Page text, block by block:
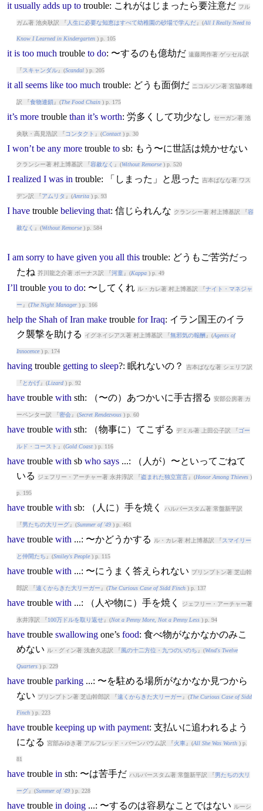
it usually adds up to trouble: これがはじまったら要注意だ フル
ガム著 池央耿訳 『 人生に必要な知恵はすべて幼稚園の砂場で学んだ』(All I Really Need to
Know I Learned in Kindergarten) p. 105
it is too much trouble to do: 〜するのも億劫だ 遠藤周作著 ゲッセル訳
『スキャンダル』(Scandal) p. 205
it all seems like too much trouble: どうも面倒だ ニコルソン著 宮脇孝雄
訳 『食物連鎖 』(The Food Chain) p. 175
it’s more trouble than it’s worth: 労多くして功少なし セーガン著 池
央耿・高見浩訳 『コンタクト 』(Contact) p. 30
I won’t be any more trouble tosb: もう〜に世話は焼かせない
クランシー著 村上博基訳 『容赦なく 』(Without Remorse) p. 520
I realized I was in trouble: 「しまった」と思った 吉本ばなな著 ワス
デン訳 『アムリタ 』(Amrita) p. 93
I have trouble believing that: 信じられんな クランシー著 村上博基訳 『容
赦なく 』(Without Remorse) p. 584
I am sorry to have given you all this trouble: どうもご苦労だっ
たね 芥川龍之介著 ボーナス訳 『河童』(Kappa) p. 49
I’ll trouble you to do: 〜してくれ ル・カレ著 村上博基訳 『ナイト・マネジャ
ー 』(The Night Manager) p. 166
help the Shah of Iran make trouble for Iraq: イラン国王のイラ
ク襲撃を助ける
イグネイシアス著 村上博基訳 『無邪気の報酬 』(Agents of
Innocence) p. 174
having trouble getting to sleep?: 眠れないの？ 吉本ばなな著 シェリフ訳
『 とかげ』(Lizard) p. 92
have trouble with sth: （〜の）あつかいに手古摺る 安部公房著 カ
ーペンター訳 『密会』(Secret Rendezvous) p. 60
have trouble with sth: （物事に）てこずる デミル著 上田公子訳 『ゴー
ルド・コースト 』(Gold Coast) p. 116
have trouble with sb who says...: （人が）〜といってごねて
いる
ジェフリー・アーチャー著 永井淳訳 『盗まれた独立宣言』(Honor Among Thieves)
p. 195
have trouble with sb: （人に）手を焼く ハルバースタム著 常盤新平訳
『男たちの大リーグ』(Summer of '49) p. 461
have trouble with ...: 〜かどうかする ル・カレ著 村上博基訳 『スマイリー
と仲間たち 』(Smiley's People) p. 115
have trouble with ...: 〜にうまく答えられない プリンプトン著 芝山幹
郎訳 『遠くからきた大リーガー 』(The Curious Case of Sidd Finch) p. 137
have trouble with ...: （人や物に）手を焼く ジェフリー・アーチャー著
永井淳訳 『100万ドルを取り返せ』(Not a Penny More, Not a Penny Less) p. 94
have trouble swallowingone’s food: 食べ物がなかなかのみこ
めない
ル・グィン著 浅倉久志訳 『 風の十二方位・九つのいのち 』(Wind's Twelve
Quarters) p. 229
have trouble parking...: 〜を駐める場所がなかなか見つから
ない プリンプトン著 芝山幹郎訳 『遠くからきた大リーガー 』(The Curious Case of Sidd
Finch) p. 223
have trouble keeping up with payment: 支払いに追われるよう
になる 宮部みゆき著 アルフレッド・バーンバウム訳 『火車 』(All She Was Worth) p.
81
have trouble in sth: 〜は苦手だ ハルバースタム著 常盤新平訳 『男たちの大リ
ーグ』(Summer of '49) p. 228
have trouble in doing...: 〜するのは容易なことではない ルーシ